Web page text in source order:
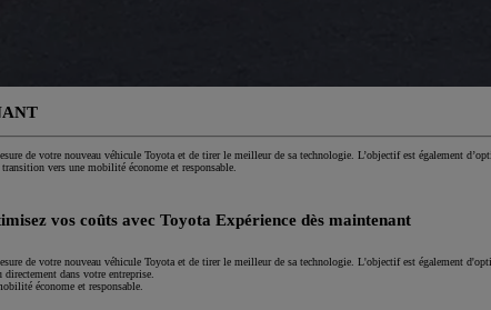
de votre nouveau véhicule Toyota et de tirer le meilleur de sa technologie. L’objectif est également
vers une mobilité économe et responsable.
vos coûts avec Toyota Expérience dès maintenant
de votre nouveau véhicule Toyota et de tirer le meilleurde sa technologie L'objectif est également
dans votre entreprise.
économe et responsable.